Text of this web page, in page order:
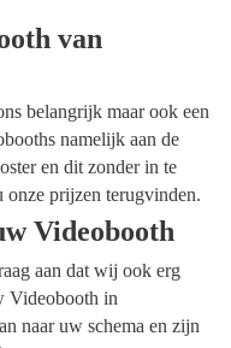
van
belangrijk maar ook een
namelijk aan de
en dit zonder in te
prijzen terugvinden.
Videobooth
aan dat wij ook erg
Videobooth in
naar uw schema en zijn